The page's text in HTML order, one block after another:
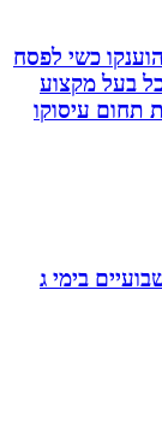
כשי לפסח
מקצוע
עיסוקו
בימי ג